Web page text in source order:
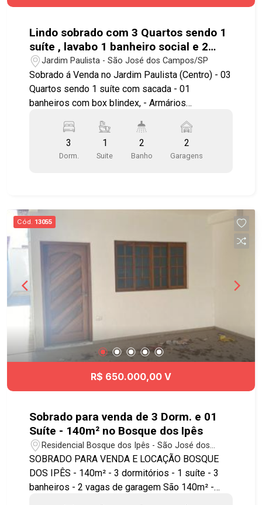
Lindo sobrado com 3 Quartos sendo 1
suíte , lavabo 1 banheiro social e 2
vagas de garagem coberta no Jardim
Paulista.
Jardim Paulista - São José dos Campos/SP
Sobrado á Venda no Jardim Paulista (Centro) - 03
Quartos sendo 1 suíte com sacada - 01
banheiros com box blindex, - Armários
de estar e de jantar - Cozinha planejada com
planejados - Área de serviço - Churrasqueira - 02
vagas de garagem. Aceita permuta por
mercados e Shopping , Farmácias e escolas .
3
Dorm.
1
Suite
2
Banho
2
Garagens
Cód. 13055
R$ 650.000,00 V
Sobrado para venda de 3 Dorm. e 01
Suíte - 140m² no Bosque dos Ipês
Residencial Bosque dos Ipês - São José dos
Campos/SP
SOBRADO PARA VENDA E LOCAÇÃO BOSQUE
DOS IPÊS - 140m² - 3 dormitórios - 1 suíte - 3
banheiros - 2 vagas de garagem São 140m² -